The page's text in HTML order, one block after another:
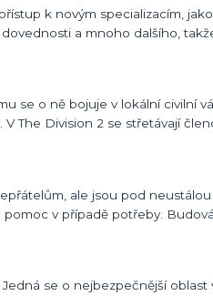
k novým specializacím,
a mnoho dalšího,
se o ně bojuje v lokální civilní
The Division 2 se střetávají
ale jsou pod
v případě potřeby.
se o nejbezpečnější oblast